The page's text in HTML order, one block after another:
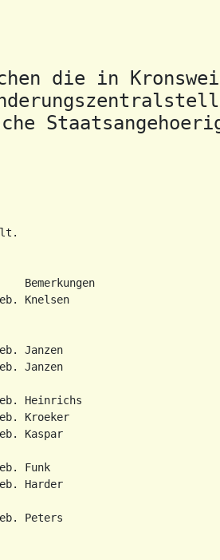
die in
Bemerkungen
Knelsen
Janzen
Janzen
Heinrichs
Kroeker
Kaspar
Funk
Harder
Peters